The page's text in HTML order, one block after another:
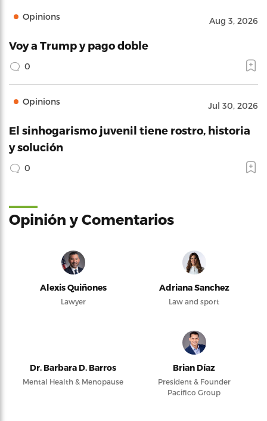
Opinions Aug 3, 2026
Voy a Trump y pago doble
0
Opinions Jul 30, 2026
El sinhogarismo juvenil tiene rostro, historia
y solución
0
Opinión y Comentarios
Alexis Quiñones
Lawyer
Adriana Sanchez
Law and sport
Dr. Barbara D. Barros
Mental Health & Menopause
Brian Díaz
President & Founder
Pacifico Group